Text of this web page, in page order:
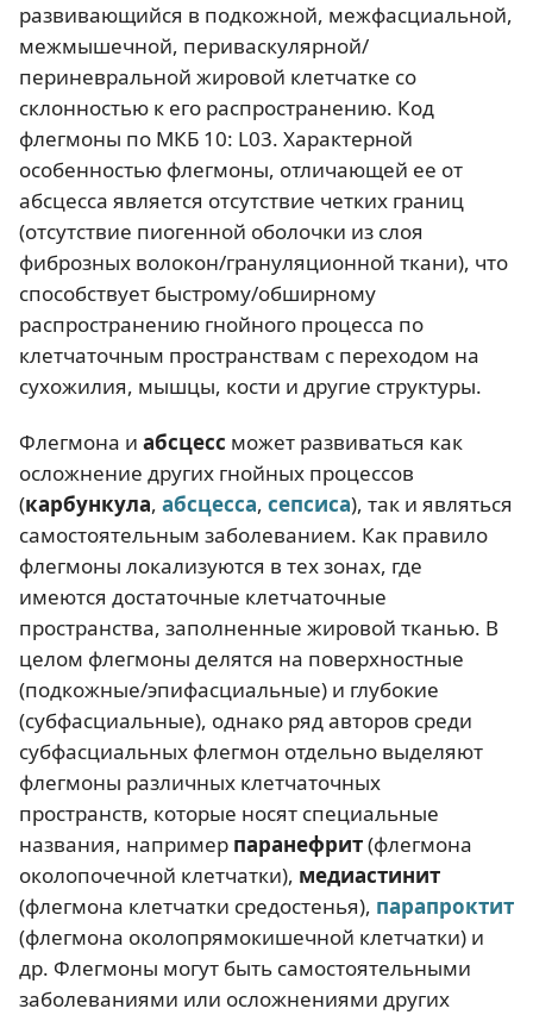
развивающийся в подкожной, межфасциальной,
межмышечной, периваскулярной/
периневральной жировой клетчатке со
склонностью к его распространению. Код
флегмоны по МКБ 10: L03. Характерной
особенностью флегмоны, отличающей ее от
абсцесса является отсутствие четких границ
(отсутствие пиогенной оболочки из слоя
фиброзных волокон/грануляционной ткани), что
способствует быстрому/обширному
распространению гнойного процесса по
клетчаточным пространствам с переходом на
сухожилия, мышцы, кости и другие структуры.
Флегмона и абсцесс может развиваться как
осложнение других гнойных процессов
(карбункула, абсцесса, сепсиса), так и являться
самостоятельным заболеванием. Как правило
флегмоны локализуются в тех зонах, где
имеются достаточные клетчаточные
пространства, заполненные жировой тканью. В
целом флегмоны делятся на поверхностные
(подкожные/эпифасциальные) и глубокие
(субфасциальные), однако ряд авторов среди
субфасциальных флегмон отдельно выделяют
флегмоны различных клетчаточных
пространств, которые носят специальные
названия, например паранефрит(флегмона
околопочечной клетчатки), медиастинит
(флегмона клетчатки средостенья), парапроктит
(флегмона околопрямокишечной клетчатки) и
др. Флегмоны могут быть самостоятельными
заболеваниями или осложнениями других